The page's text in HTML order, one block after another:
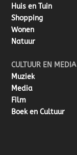
Huis en Tuin
Shopping
Wonen
Natuur
CULTUUR EN MEDIA
Muziek
Media
Film
Boek en Cultuur